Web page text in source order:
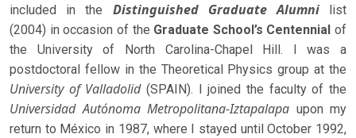
included in the
Distinguished Graduate Alumnilist
(2004) in occasion of the Graduate School’s Centennial of
the University of North Carolina-Chapel Hill. I was a
postdoctoral fellow in the Theoretical Physics group at the
University of Valladolid(SPAIN). I joined the faculty of the
Universidad Autónoma Metropolitana-Iztapalapa upon my
return to México in 1987, where I stayed until October 1992,